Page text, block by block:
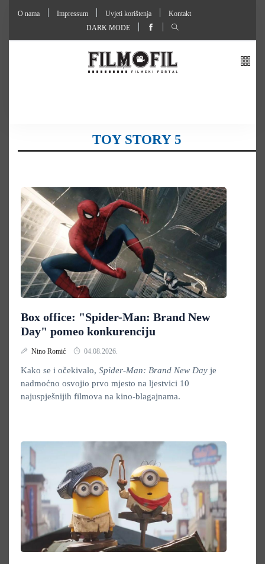
O nama Impressum Uvjeti korištenja
Kontakt
DARK MODE
TOY STORY 5
Box office: "Spider-Man: Brand New
Day" pomeo konkurenciju
Nino Romić 04.08.2026.
Kako se i očekivalo, Spider-Man: Brand New Day je
nadmoćno osvojio prvo mjesto na ljestvici 10
najuspješnijih filmova na kino-blagajnama.